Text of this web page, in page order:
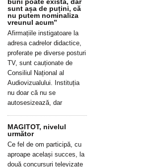
sunt așa de puțini, că
nu putem nominaliza
vreunul acum”
Afirmațiile instigatoare la
adresa cadrelor didactice,
proferate pe diverse posturi
TV, sunt cauționate de
Consiliul Național al
Audiovizualului. Instituția
nu doar că nu se
autosesizează, dar
MAGITOT, nivelul
următor
Ce fel de om participă, cu
aproape același succes, la
două concursuri televizate